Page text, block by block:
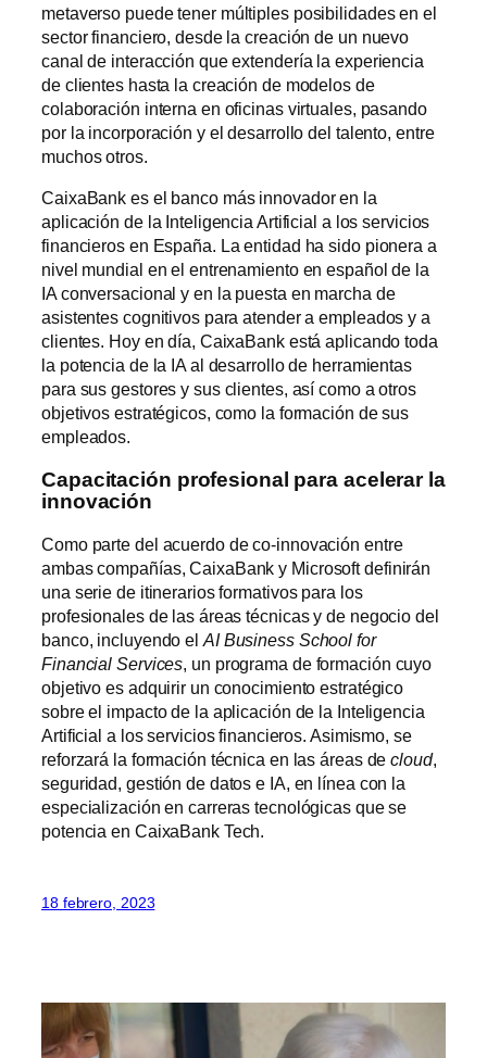
metaverso puede tener múltiples posibilidades en el
sector financiero, desde la creación de un nuevo
canal de interacción que extendería la experiencia
de clientes hasta la creación de modelos de
colaboración interna en oficinas virtuales, pasando
por la incorporación y el desarrollo del talento, entre
muchos otros.
CaixaBank es el banco más innovador en la
aplicación de la Inteligencia Artificial a los servicios
financieros en España. La entidad ha sido pionera a
nivel mundial en el entrenamiento en español de la
IA conversacional y en la puesta en marcha de
asistentes cognitivos para atender a empleados y a
clientes. Hoy en día, CaixaBank está aplicando toda
la potencia de la IA al desarrollo de herramientas
para sus gestores y sus clientes, así como a otros
objetivos estratégicos, como la formación de sus
empleados.
Capacitación profesional para acelerar la
innovación
Como parte del acuerdo de co-innovación entre
ambas compañías, CaixaBank y Microsoft definirán
una serie de itinerarios formativos para los
profesionales de las áreas técnicas y de negocio del
banco, incluyendo el AI Business School for
Financial Services, un programa de formación cuyo
objetivo es adquirir un conocimiento estratégico
sobre el impacto de la aplicación de la Inteligencia
Artificial a los servicios financieros. Asimismo, se
reforzará la formación técnica en las áreas decloud,
seguridad, gestión de datos e IA, en línea con la
especialización en carreras tecnológicas que se
potencia en CaixaBank Tech.
18 febrero, 2023